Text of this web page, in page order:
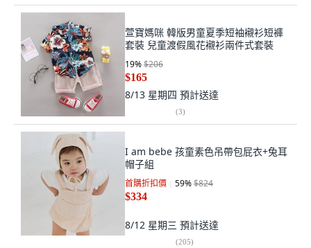
萱寶媽咪 韓版男童夏季短袖襯衫短褲
套裝 兒童渡假風花襯衫兩件式套裝
19%$206
$165
8/13 星期四 預計送達
(3)
I am bebe 孩童素色吊帶包屁衣+兔耳
帽子組
首購折扣價 59%$824
$334
8/12 星期三 預計送達
(205)